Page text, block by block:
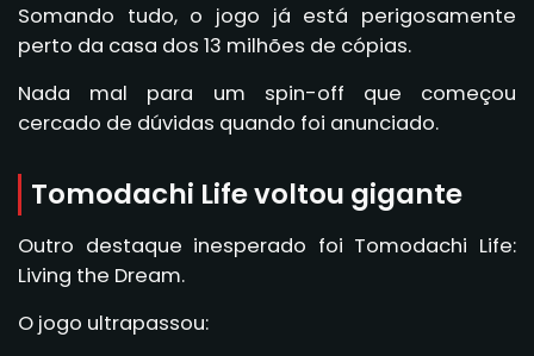
Somando tudo, o jogo já está perigosamente
perto da casa dos 13 milhões de cópias.
Nada mal para um spin-off que começou
cercado de dúvidas quando foi anunciado.
Tomodachi Life voltou gigante
Outro destaque inesperado foi Tomodachi Life:
Living the Dream.
O jogo ultrapassou: